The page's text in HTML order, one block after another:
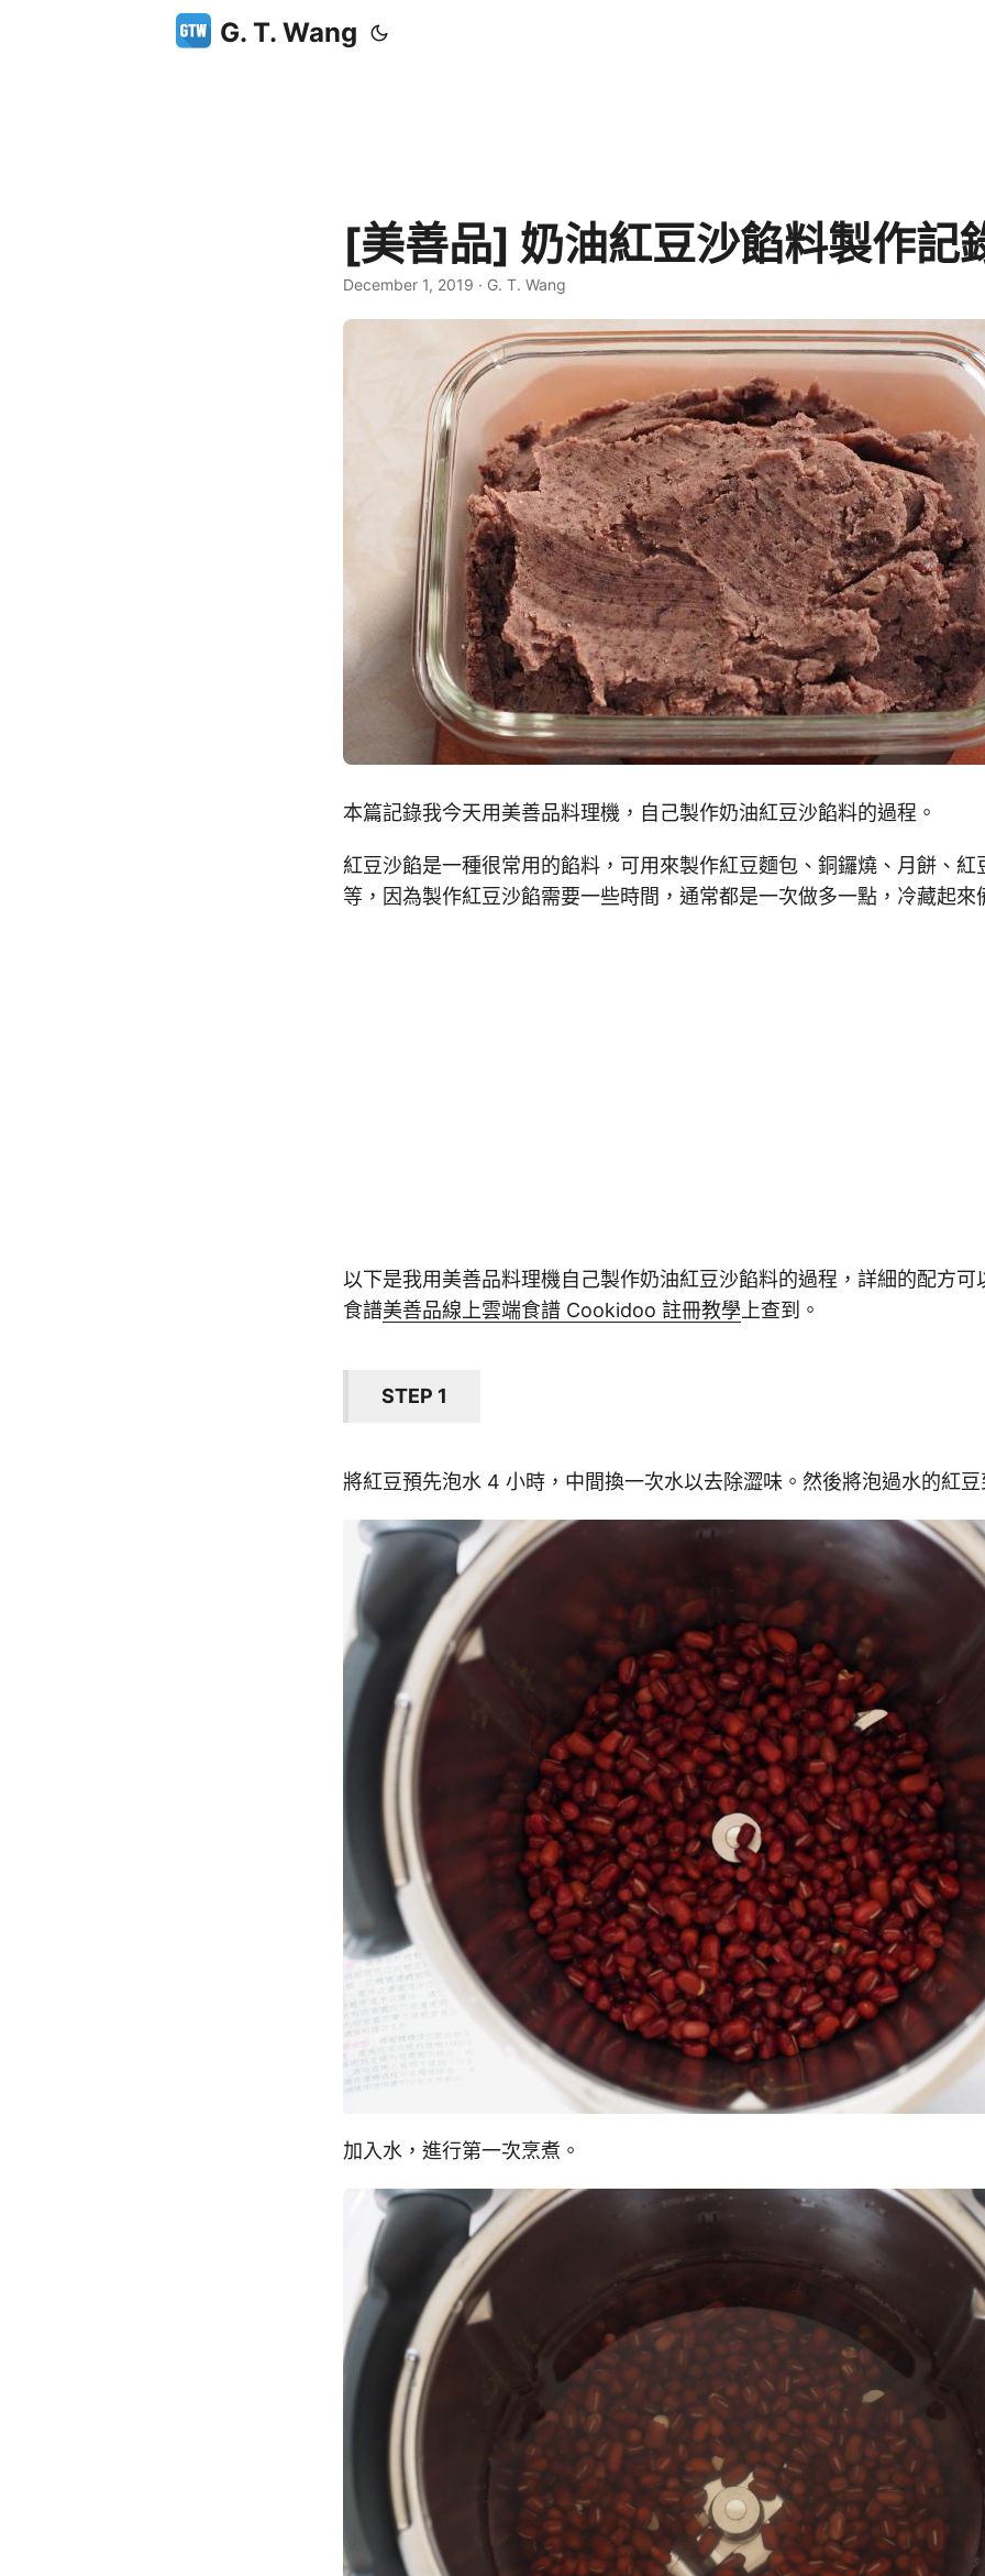
G. T. Wang
[美善品] 奶油紅豆沙餡料製作記
December 1, 2019 · G. T. Wang
本篇記錄我今天用美善品料理機，自己製作奶油紅豆沙餡料的過程。
紅豆沙餡是一種很常用的餡料，可用來製作紅豆麵包、銅鑼燒、月餅、紅
等，因為製作紅豆沙餡需要一些時間，通常都是一次做多一點，冷藏起來
以下是我用美善品料理機自己製作奶油紅豆沙餡料的過程，詳細的配方可
食譜美善品線上雲端食譜 Cookidoo 註冊教學 上查到。
STEP 1
將紅豆預先泡水 4 小時，中間換一次水以去除澀味。然後將泡過水的紅豆
加入水，進行第一次烹煮。